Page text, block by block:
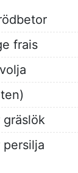
frais
gräslök
persilja